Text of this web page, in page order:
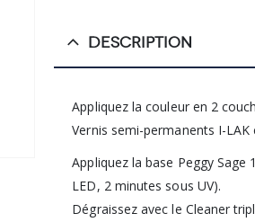
DESCRIPTION
Appliquez la couleur en 2
Vernis semi-permanents I-LAK
Appliquez la base Peggy
LED, 2 minutes sous UV).
Dégraissez avec le Cleaner